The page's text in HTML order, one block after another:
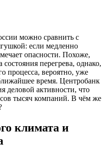
можно сравнить с
если медленно
опасности. Похоже,
перегрева, однако,
процесса, вероятно, уже
время. Центробанк
деловой активности, что
тысяч компаний. В чём же
климата и